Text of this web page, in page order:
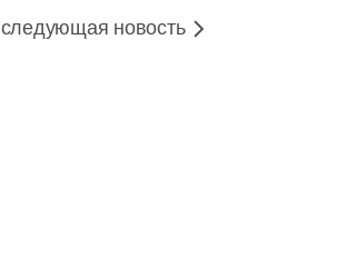
следующая новость